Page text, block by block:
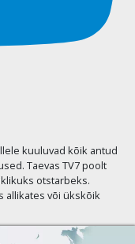
kuuluvad kõik antud
Taevas TV7 poolt
otstarbeks.
allikates või ükskõik